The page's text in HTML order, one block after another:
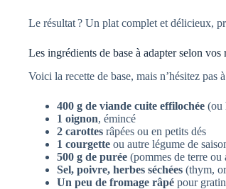
Le résultat ? Un plat complet et délicieux,
Les ingrédients de base à adapter selon vos
Voici la recette de base, mais n’hésitez pas
400 g de viande cuite effilochée (ou
1 oignon, émincé
2 carottes râpées ou en petits dés
1 courgette ou autre légume de
500 g de purée (pommes de terre ou
Sel, poivre, herbes séchées (thym,
Un peu de fromage râpé pour